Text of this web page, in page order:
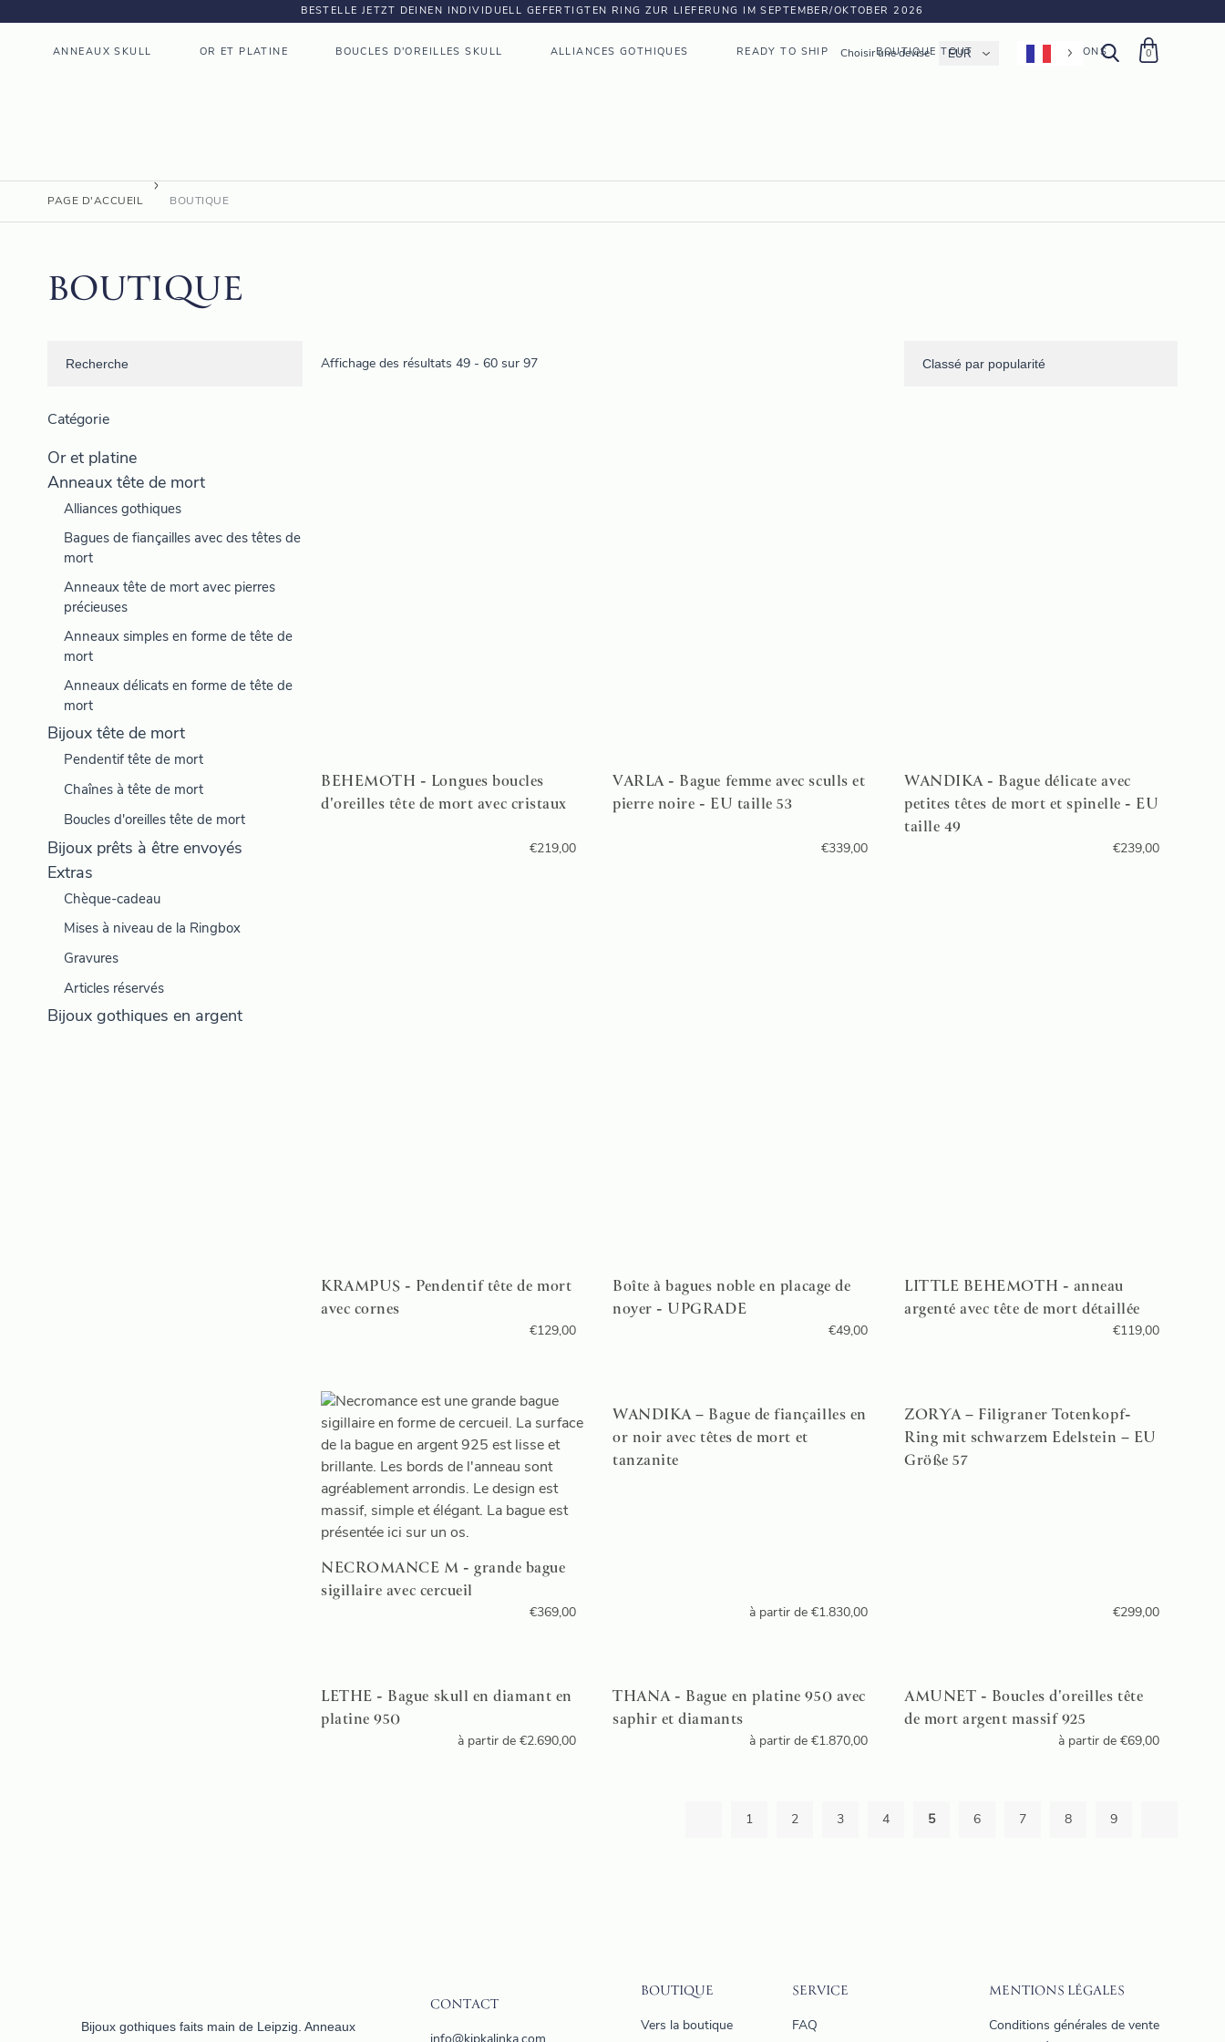
BESTELLE JETZT DEINEN INDIVIDUELL GEFERTIGTEN RING ZUR LIEFERUNG IM SEPTEMBER/OKTOBER 2026
ANNEAUX SKULL OR ET PLATINE BOUCLES D'OREILLES SKULL ALLIANCES GOTHIQUES READY TO SHIP BOUTIQUE TOUT FABRICATIONS 0
Choisir une devise
PAGE D'ACCUEIL BOUTIQUE
BOUTIQUE
Catégorie
Or et platine
Anneaux tête de mort
Alliances gothiques
Bagues de fiançailles avec des têtes de
mort
Anneaux tête de mort avec pierres
précieuses
Anneaux simples en forme de tête de
mort
Anneaux délicats en forme de tête de
mort
Bijoux tête de mort
Pendentif tête de mort
Chaînes à tête de mort
Boucles d'oreilles tête de mort
Bijoux prêts à être envoyés
Extras
Chèque-cadeau
Mises à niveau de la Ringbox
Gravures
Articles réservés
Bijoux gothiques en argent
Affichage des résultats 49 - 60 sur 97
BEHEMOTH - Longues boucles
d'oreilles tête de mort avec cristaux
€219,00
VARLA - Bague femme avec sculls et
pierre noire - EU taille 53
€339,00
WANDIKA - Bague délicate avec
petites têtes de mort et spinelle - EU
taille 49
€239,00
KRAMPUS - Pendentif tête de mort
avec cornes
€129,00
Boîte à bagues noble en placage de
noyer - UPGRADE
€49,00
LITTLE BEHEMOTH - anneau
argenté avec tête de mort détaillée
€119,00
NECROMANCE M - grande bague
sigillaire avec cercueil
€369,00
WANDIKA – Bague de fiançailles en
or noir avec têtes de mort et
tanzanite
à partir de €1.830,00
ZORYA – Filigraner Totenkopf-
Ring mit schwarzem Edelstein – EU
Größe 57
€299,00
LETHE - Bague skull en diamant en
platine 950
à partir de €2.690,00
THANA - Bague en platine 950 avec
saphir et diamants
à partir de €1.870,00
AMUNET - Boucles d'oreilles tête
de mort argent massif 925
à partir de €69,00
1 2 3 4 5 6 7 8 9
Bijoux gothiques faits main de Leipzig. Anneaux
CONTACT
BOUTIQUE
Vers la boutique
SERVICE
FAQ
MENTIONS LÉGALES
Conditions générales de vente